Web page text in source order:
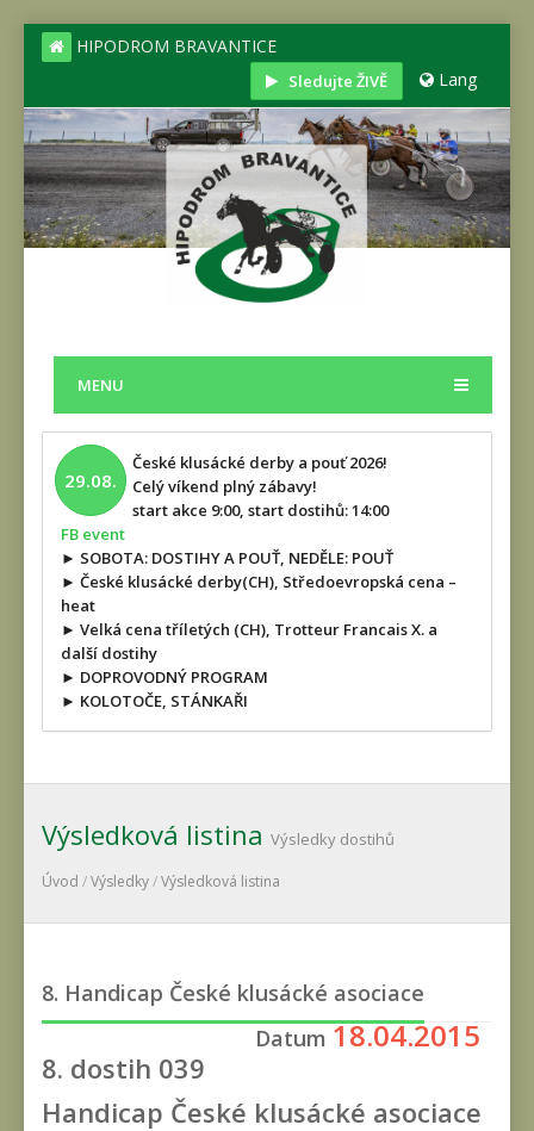
HIPODROM BRAVANTICE
Sledujte ŽIVĚ Lang
MENU
29.08.
České klusácké derby a pouť 2026!
Celý víkend plný zábavy!
start akce 9:00, start dostihů: 14:00
FB event
► SOBOTA: DOSTIHY A POUŤ, NEDĚLE: POUŤ
► České klusácké derby(CH), Středoevropská cena –
heat
► Velká cena tříletých (CH), Trotteur Francais X. a
další dostihy
► DOPROVODNÝ PROGRAM
► KOLOTOČE, STÁNKAŘI
Výsledková listina Výsledky dostihů
Úvod /Výsledky/Výsledková listina
8. Handicap České klusácké asociace
Datum 18.04.2015
8. dostih 039
Handicap České klusácké asociace